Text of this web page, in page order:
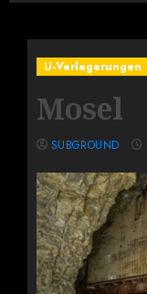
U-Verlagerungen
Mosel
SUBGROUND